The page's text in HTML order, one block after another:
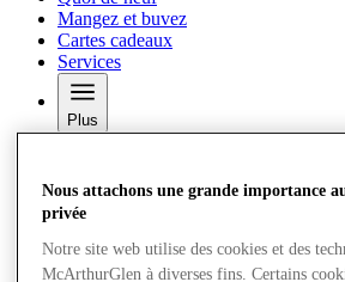
Mangez et buvez
Cartes cadeaux
Services
Plus
Nous attachons une grande importance
privée
Notre site web utilise des cookies et des
McArthurGlen à diverses fins. Certains